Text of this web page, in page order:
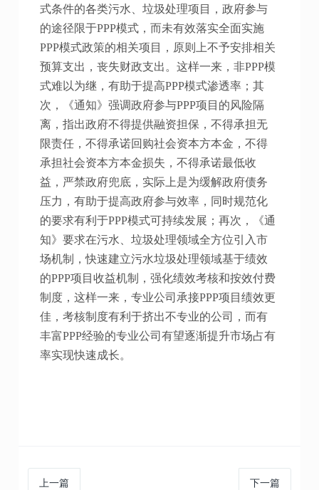
式条件的各类污水、垃圾处理项目，政府参与
的途径限于PPP模式，而未有效落实全面实施
PPP模式政策的相关项目，原则上不予安排相关
预算支出，丧失财政支出。这样一来，非PPP模
式难以为继，有助于提高PPP模式渗透率；其
次，《通知》强调政府参与PPP项目的风险隔
离，指出政府不得提供融资担保，不得承担无
限责任，不得承诺回购社会资本方本金，不得
承担社会资本方本金损失，不得承诺最低收
益，严禁政府兜底，实际上是为缓解政府债务
压力，有助于提高政府参与效率，同时规范化
的要求有利于PPP模式可持续发展；再次，《通
知》要求在污水、垃圾处理领域全方位引入市
场机制，快速建立污水垃圾处理领域基于绩效
的PPP项目收益机制，强化绩效考核和按效付费
制度，这样一来，专业公司承接PPP项目绩效更
佳，考核制度有利于挤出不专业的公司，而有
丰富PPP经验的专业公司有望逐渐提升市场占有
率实现快速成长。
上一篇 下一篇